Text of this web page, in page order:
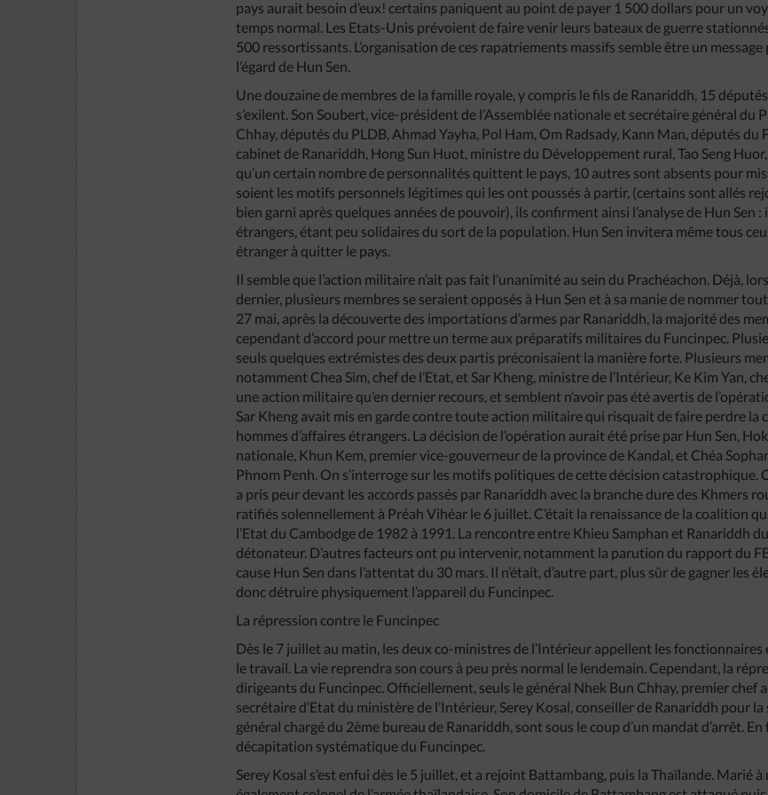
pays aurait besoin d’eux! certains paniquent au point de payer 1 500 dollars pour un
temps normal. Les Etats-Unis prévoient de faire venir leurs bateaux de guerre
500 ressortissants. L’organisation de ces rapatriements massifs semble être un
l’égard de Hun Sen.
Une douzaine de membres de la famille royale, y compris le fils de Ranariddh, 15
s’exilent. Son Soubert, vice-président de l’Assemblée nationale et secrétaire général du
Chhay, députés du PLDB, Ahmad Yayha, Pol Ham, Om Radsady, Kann Man, députés du
cabinet de Ranariddh, Hong Sun Huot, ministre du Développement rural, Tao Seng
qu’un certain nombre de personnalités quittent le pays, 10 autres sont absents pour
soient les motifs personnels légitimes qui les ont poussés à partir, (certains sont allés
bien garni après quelques années de pouvoir), ils confirment ainsi l’analyse de Hun Sen
étrangers, étant peu solidaires du sort de la population. Hun Sen invitera même tous
étranger à quitter le pays.
Il semble que l’action militaire n’ait pas fait l’unanimité au sein du Prachéachon. Déjà,
dernier, plusieurs membres se seraient opposés à Hun Sen et à sa manie de nommer
27 mai, après la découverte des importations d’armes par Ranariddh, la majorité des
cependant d’accord pour mettre un terme aux préparatifs militaires du Funcinpec.
seuls quelques extrémistes des deux partis préconisaient la manière forte. Plusieurs
notamment Chea Sim, chef de l’Etat, et Sar Kheng, ministre de l’Intérieur, Ke Kim Yan,
une action militaire qu’en dernier recours, et semblent n’avoir pas été avertis de
Sar Kheng avait mis en garde contre toute action militaire qui risquait de faire perdre la
hommes d’affaires étrangers. La décision de l’opération aurait été prise par Hun Sen,
nationale, Khun Kem, premier vice-gouverneur de la province de Kandal, et Chéa
Phnom Penh. On s’interroge sur les motifs politiques de cette décision catastrophique.
a pris peur devant les accords passés par Ranariddh avec la branche dure des Khmers
ratifiés solennellement à Préah Vihéar le 6 juillet. C’était la renaissance de la coalition
l’Etat du Cambodge de 1982 à 1991. La rencontre entre Khieu Samphan et Ranariddh
détonateur. D’autres facteurs ont pu intervenir, notamment la parution du rapport du
cause Hun Sen dans l’attentat du 30 mars. Il n’était, d’autre part, plus sûr de gagner les
donc détruire physiquement l’appareil du Funcinpec.
La répression contre le Funcinpec
Dès le 7 juillet au matin, les deux co-ministres de l’Intérieur appellent les
le travail. La vie reprendra son cours à peu près normal le lendemain. Cependant, la
dirigeants du Funcinpec. Officiellement, seuls le général Nhek Bun Chhay, premier chef
secrétaire d’Etat du ministère de l’Intérieur, Serey Kosal, conseiller de Ranariddh pour
général chargé du 2ème bureau de Ranariddh, sont sous le coup d’un mandat d’arrêt. En
décapitation systématique du Funcinpec.
Serey Kosal s’est enfui dès le 5 juillet, et a rejoint Battambang, puis la Thaïlande. Marié